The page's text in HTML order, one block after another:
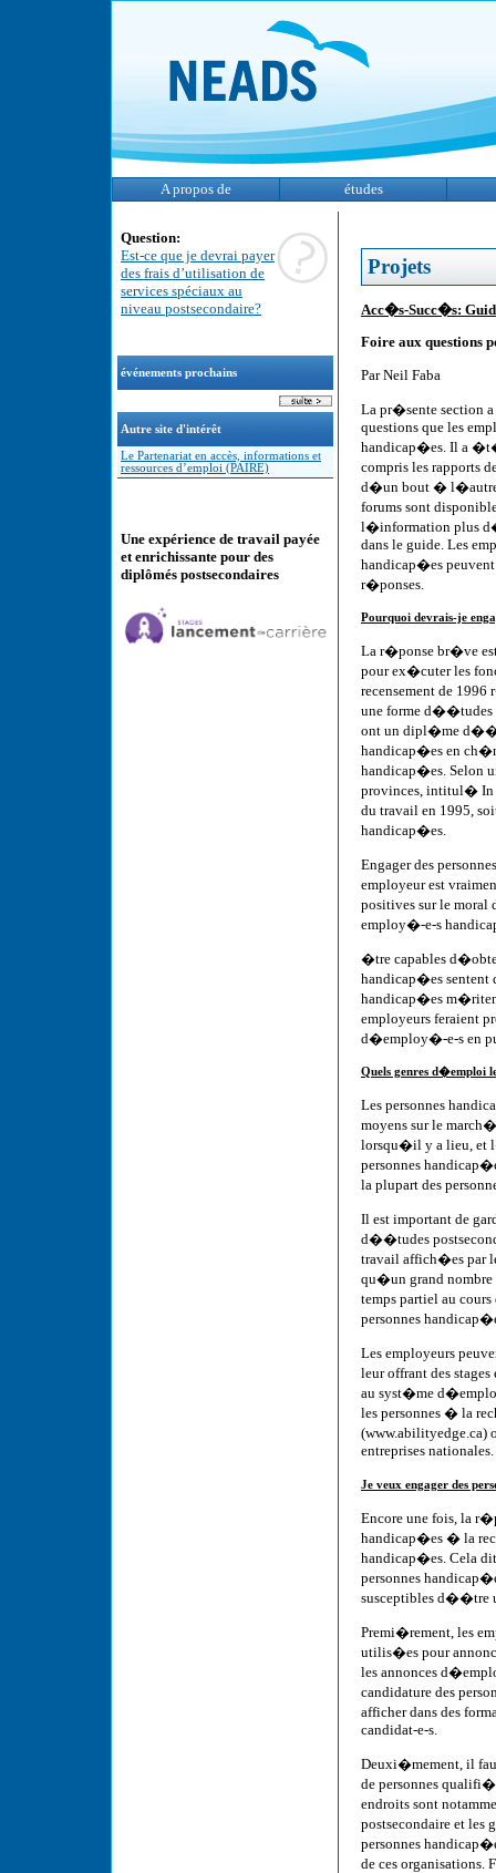
A propos de études
Question:
Est-ce que je devrai payer
des frais d’utilisation de
services spéciaux au
niveau postsecondaire?
événements prochains
Autre site d'intérêt
Le Partenariat en accès, informations et
ressources d’emploi (PAIRE)
Une expérience de travail payée
et enrichissante pour des
diplômés postsecondaires
Projets
Acc�s-Succ�s:
Foire aux questions
Par Neil Faba
La pr�sente section
questions que les
handicap�es. Il a
compris les rapports
d�un bout � l�autre
forums sont
l�information plus
dans le guide. Les
handicap�es
r�ponses.
Pourquoi devrais-je
La r�ponse br�ve
pour ex�cuter les
recensement de
une forme
ont un dipl�me
handicap�es en
handicap�es. Selon
provinces, intitul� In
du travail en 1995,
handicap�es.
Engager des
employeur est
positives sur le moral
employ�-e-s
�tre capables
handicap�es
handicap�es
employeurs feraient
d�employ�-e-s en
Quels genres d�emploi
Les personnes
moyens sur le
lorsqu�il y a lieu, et
personnes
la plupart des
Il est important de
d��tudes
travail affich�es par
qu�un grand
temps partiel au
personnes
Les employeurs
leur offrant des
au syst�me
les personnes � la
(www.abilityedge.ca)
entreprises nationales.
Je veux engager des
Encore une fois, la
handicap�es � la
handicap�es. Cela
personnes
susceptibles d��tre
Premi�rement, les
utilis�es pour
les annonces
candidature des
afficher dans des
candidat-e-s.
Deuxi�mement, il
de personnes
endroits sont
postsecondaire et les
personnes
de ces organisations.